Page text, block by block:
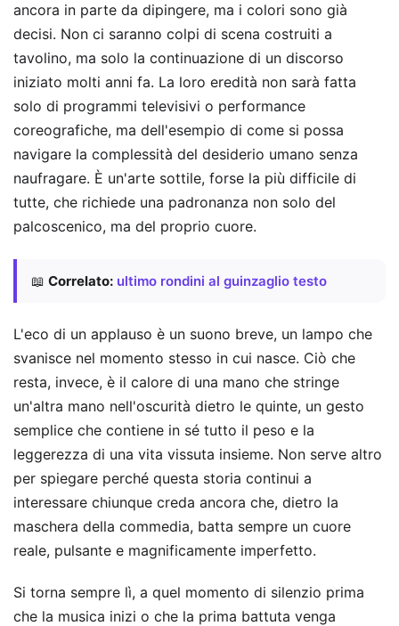
ancora in parte da dipingere, ma i colori sono già
decisi. Non ci saranno colpi di scena costruiti a
tavolino, ma solo la continuazione di un discorso
iniziato molti anni fa. La loro eredità non sarà fatta
solo di programmi televisivi o performance
coreografiche, ma dell'esempio di come si possa
navigare la complessità del desiderio umano senza
naufragare. È un'arte sottile, forse la più difficile di
tutte, che richiede una padronanza non solo del
palcoscenico, ma del proprio cuore.
📖 Correlato: ultimo rondini al guinzaglio testo
L'eco di un applauso è un suono breve, un lampo che
svanisce nel momento stesso in cui nasce. Ciò che
resta, invece, è il calore di una mano che stringe
un'altra mano nell'oscurità dietro le quinte, un gesto
semplice che contiene in sé tutto il peso e la
leggerezza di una vita vissuta insieme. Non serve altro
per spiegare perché questa storia continui a
interessare chiunque creda ancora che, dietro la
maschera della commedia, batta sempre un cuore
reale, pulsante e magnificamente imperfetto.
Si torna sempre lì, a quel momento di silenzio prima
che la musica inizi o che la prima battuta venga